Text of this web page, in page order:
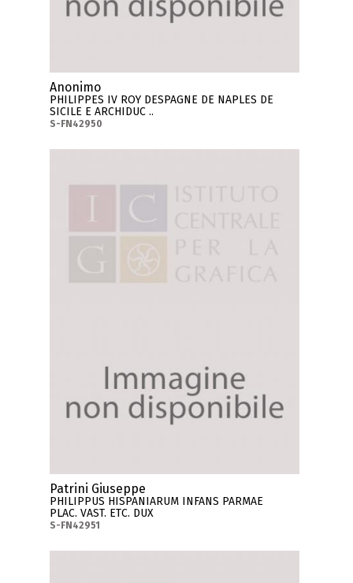
Anonimo
PHILIPPES IV ROY DESPAGNE DE NAPLES DE
SICILE E ARCHIDUC ..
S-FN42950
Patrini Giuseppe
PHILIPPUS HISPANIARUM INFANS PARMAE
PLAC. VAST. ETC. DUX
S-FN42951